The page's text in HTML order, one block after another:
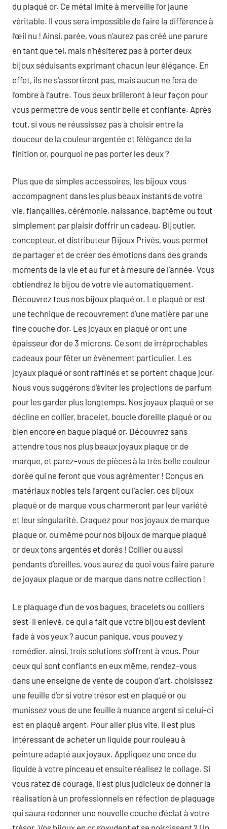
du plaqué or. Ce métal imite à merveille l’or jaune
véritable. Il vous sera impossible de faire la différence à
l’œil nu ! Ainsi, parée, vous n’aurez pas créé une parure
en tant que tel, mais n’hésiterez pas à porter deux
bijoux séduisants exprimant chacun leur élégance. En
effet, ils ne s’assortiront pas, mais aucun ne fera de
l’ombre à l’autre. Tous deux brilleront à leur façon pour
vous permettre de vous sentir belle et confiante. Après
tout, si vous ne réussissez pas à choisir entre la
douceur de la couleur argentée et l’élégance de la
finition or, pourquoi ne pas porter les deux ?
Plus que de simples accessoires, les bijoux vous
accompagnent dans les plus beaux instants de votre
vie, fiançailles, cérémonie, naissance, baptême ou tout
simplement par plaisir d’offrir un cadeau. Bijoutier,
concepteur, et distributeur Bijoux Privés, vous permet
de partager et de créer des émotions dans des grands
moments de la vie et au fur et à mesure de l’année. Vous
obtiendrez le bijou de votre vie automatiquement.
Découvrez tous nos bijoux plaqué or. Le plaqué or est
une technique de recouvrement d’une matière par une
fine couche d’or. Les joyaux en plaqué or ont une
épaisseur d’or de 3 microns. Ce sont de irréprochables
cadeaux pour fêter un évènement particulier. Les
joyaux plaqué or sont raffinés et se portent chaque jour.
Nous vous suggérons d’éviter les projections de parfum
pour les garder plus longtemps. Nos joyaux plaqué or se
décline en collier, bracelet, boucle d’oreille plaqué or ou
bien encore en bague plaqué or. Découvrez sans
attendre tous nos plus beaux joyaux plaque or de
marque, et parez-vous de pièces à la très belle couleur
dorée qui ne feront que vous agrémenter ! Conçus en
matériaux nobles tels l’argent ou l’acier, ces bijoux
plaqué or de marque vous charmeront par leur variété
et leur singularité. Craquez pour nos joyaux de marque
plaque or, ou même pour nos bijoux de marque plaqué
or deux tons argentés et dorés ! Collier ou aussi
pendants d’oreilles, vous aurez de quoi vous faire parure
de joyaux plaque or de marque dans notre collection !
Le plaquage d’un de vos bagues, bracelets ou colliers
s’est-il enlevé, ce qui a fait que votre bijou est devient
fade à vos yeux ? aucun panique, vous pouvez y
remédier. ainsi, trois solutions s’offrent à vous. Pour
ceux qui sont confiants en eux même, rendez-vous
dans une enseigne de vente de coupon d’art. choisissez
une feuille d’or si votre trésor est en plaqué or ou
munissez vous de une feuille à nuance argent si celui-ci
est en plaqué argent. Pour aller plus vite, il est plus
intéressant de acheter un liquide pour rouleau à
peinture adapté aux joyaux. Appliquez une once du
liquide à votre pinceau et ensuite réalisez le collage. Si
vous ratez de courage, il est plus judicieux de donner la
réalisation à un professionnels en réfection de plaquage
qui saura redonner une nouvelle couche d’éclat à votre